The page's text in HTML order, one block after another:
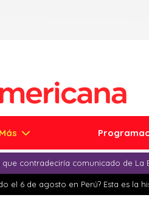
Más
contradeciría comunicado de La
el 6 de agosto en Perú? Esta es la